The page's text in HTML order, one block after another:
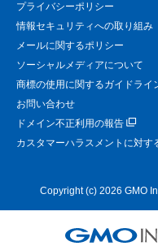
プライバシーポリシー
情報セキュリティへの取り組み
メールに関するポリシー
ソーシャルメディアについて
商標の使用に関するガイドライ
お問い合わせ
ドメイン不正利用の報告
カスタマーハラスメントに対す
Copyright (c) 2026 GMO